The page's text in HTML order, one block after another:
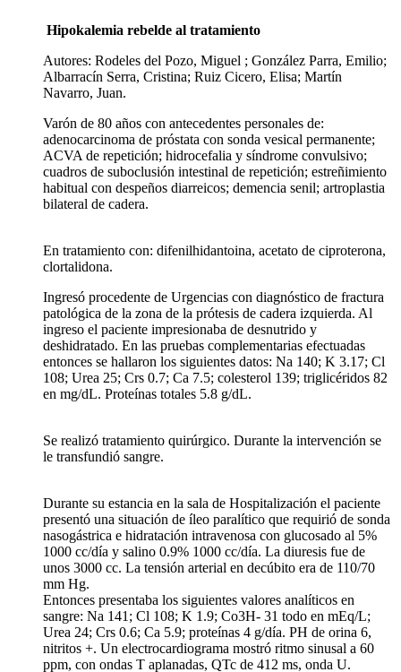
Hipokalemia rebelde al tratamiento
Autores: Rodeles del Pozo, Miguel ; González Parra, Emilio;
Albarracín Serra, Cristina; Ruiz Cicero, Elisa; Martín
Navarro, Juan.
Varón de 80 años con antecedentes personales de:
adenocarcinoma de próstata con sonda vesical permanente;
ACVA de repetición; hidrocefalia y síndrome convulsivo;
cuadros de suboclusión intestinal de repetición; estreñimiento
habitual con despeños diarreicos; demencia senil; artroplastia
bilateral de cadera.
En tratamiento con: difenilhidantoina, acetato de ciproterona,
clortalidona.
Ingresó procedente de Urgencias con diagnóstico de fractura
patológica de la zona de la prótesis de cadera izquierda. Al
ingreso el paciente impresionaba de desnutrido y
deshidratado. En las pruebas complementarias efectuadas
entonces se hallaron los siguientes datos: Na 140; K 3.17; Cl
108; Urea 25; Crs 0.7; Ca 7.5; colesterol 139; triglicéridos 82
en mg/dL. Proteínas totales 5.8 g/dL.
Se realizó tratamiento quirúrgico. Durante la intervención se
le transfundió sangre.
Durante su estancia en la sala de Hospitalización el paciente
presentó una situación de íleo paralítico que requirió de sonda
nasogástrica e hidratación intravenosa con glucosado al 5%
1000 cc/día y salino 0.9% 1000 cc/día. La diuresis fue de
unos 3000 cc. La tensión arterial en decúbito era de 110/70
mm Hg.
Entonces presentaba los siguientes valores analíticos en
sangre: Na 141; Cl 108; K 1.9; Co3H- 31 todo en mEq/L;
Urea 24; Crs 0.6; Ca 5.9; proteínas 4 g/día. PH de orina 6,
nitritos +. Un electrocardiograma mostró ritmo sinusal a 60
ppm, con ondas T aplanadas, QTc de 412 ms, onda U.